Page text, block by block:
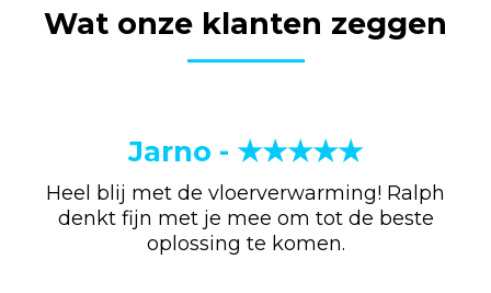
Wat onze klanten zeggen
Jarno - ★★★★★
Heel blij met de vloerverwarming! Ralph
denkt fijn met je mee om tot de beste
oplossing te komen.